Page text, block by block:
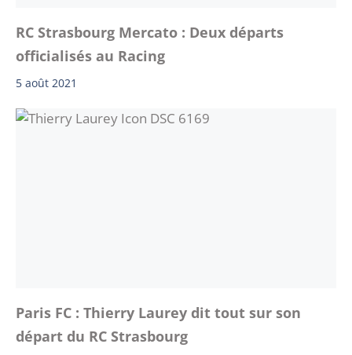
RC Strasbourg Mercato : Deux départs
officialisés au Racing
5 août 2021
Paris FC : Thierry Laurey dit tout sur son
départ du RC Strasbourg